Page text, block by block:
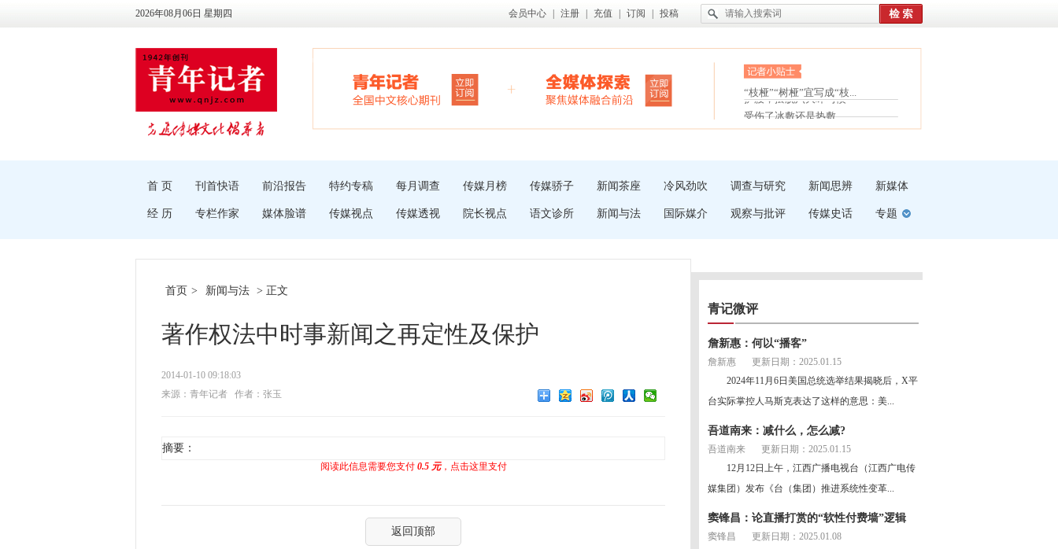
2026年08月06日 星期四 会员中心 注册 充值 订阅 投稿
眼白变红或是结膜下出血
“枝桠”“树桠”宜写成“枝...
夏天缓解疲劳有三招
护腰，摆脱六大坏习惯
受伤了冰敷还是热敷
白内障治疗的误区
首 页 刊首快语 前沿报告 特约专稿 每月调查 传媒月榜 传媒骄子 新闻茶座 冷风劲吹 调查与研究 新闻思辨 新媒体
经 历 专栏作家 媒体脸谱 传媒视点 传媒透视 院长视点 语文诊所 新闻与法 国际媒介 观察与批评 传媒史话 专题
首页 > 新闻与法 > 正文
著作权法中时事新闻之再定性及保护
2014-01-10 09:18:03
来源：青年记者
作者：张玉
摘要：
阅读此信息需要您支付 0.5 元，点击这里支付
返回顶部
青记微评
詹新惠：何以“播客”
詹新惠
更新日期：2025.01.15
2024年11月6日美国总统选举结果揭晓后，X平
台实际掌控人马斯克表达了这样的意思：美...
吾道南来：减什么，怎么减?
吾道南来
更新日期：2025.01.15
12月12日上午，江西广播电视台（江西广电传
媒集团）发布《台（集团）推进系统性变革...
窦锋昌：论直播打赏的“软性付费墙”逻辑
窦锋昌
更新日期：2025.01.08